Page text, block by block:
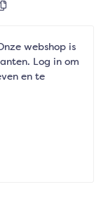
webshop is
Log in om
en te